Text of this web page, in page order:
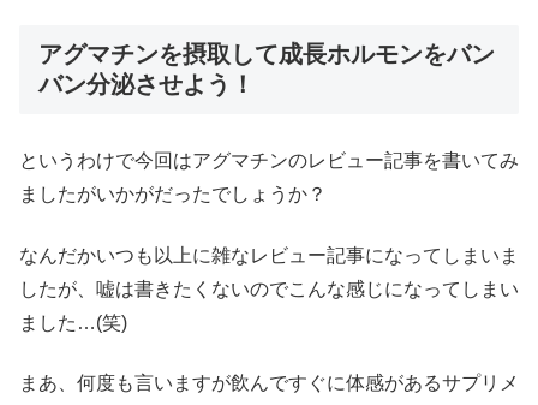
アグマチンを摂取して成長ホルモンをバン
バン分泌させよう！
というわけで今回はアグマチンのレビュー記事を書いてみ
ましたがいかがだったでしょうか？
なんだかいつも以上に雑なレビュー記事になってしまいま
したが、嘘は書きたくないのでこんな感じになってしまい
ました…(笑)
まあ、何度も言いますが飲んですぐに体感があるサプリメ